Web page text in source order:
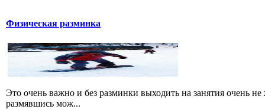
Физическая разминка
Это очень важно и без разминки выходить на занятия очень
размявшись мож...